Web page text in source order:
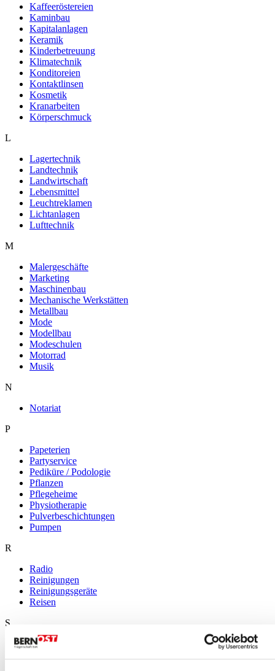
Kaffeeröstereien
Kaminbau
Kapitalanlagen
Keramik
Kinderbetreuung
Klimatechnik
Konditoreien
Kontaktlinsen
Kosmetik
Kranarbeiten
Körperschmuck
L
Lagertechnik
Landtechnik
Landwirtschaft
Lebensmittel
Leuchtreklamen
Lichtanlagen
Lufttechnik
M
Malergeschäfte
Marketing
Maschinenbau
Mechanische Werkstätten
Metallbau
Mode
Modellbau
Modeschulen
Motorrad
Musik
N
Notariat
P
Papeterien
Partyservice
Pediküre / Podologie
Pflanzen
Pflegeheime
Physiotherapie
Pulverbeschichtungen
Pumpen
R
Radio
Reinigungen
Reinigungsgeräte
Reisen
S
Sanitär